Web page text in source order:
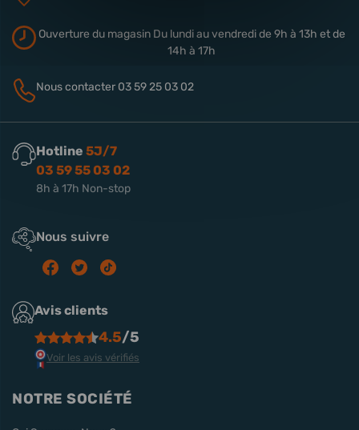
Ouverture du magasinDu lundi au vendredi de 9h à 13h et de
14h à 17h
Nous contacter 03 59 25 03 02
Hotline 5J/7
03 59 55 03 02
8h à 17h Non-stop
Nous suivre
Avis clients
4.5/5
Voir les avis vérifiés
NOTRE SOCIÉTÉ